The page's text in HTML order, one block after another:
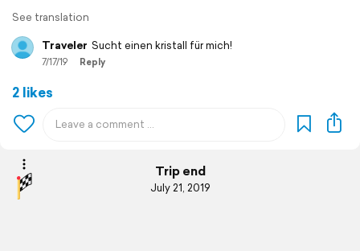
See translation
Traveler Sucht einen kristall für mich!
7/17/19 Reply
2 likes
Trip end
July 21, 2019